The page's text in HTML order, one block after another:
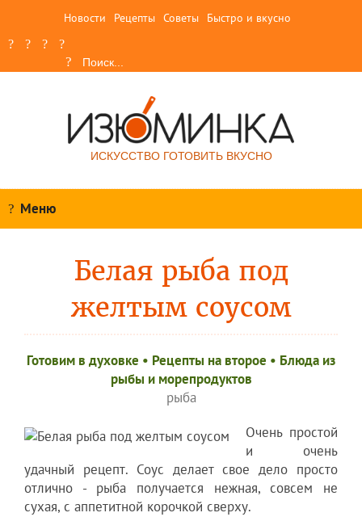
Новости Рецепты Советы Быстро и вкусно
ИСКУССТВО ГОТОВИТЬ ВКУСНО
Меню
Белая рыба под
желтым соусом
Готовим в духовке • Рецепты на второе • Блюда из
рыбы и морепродуктов
рыба
Очень простой
и очень
удачный рецепт. Соус делает свое дело просто
отлично - рыба получается нежная, совсем не
сухая, с аппетитной корочкой сверху.